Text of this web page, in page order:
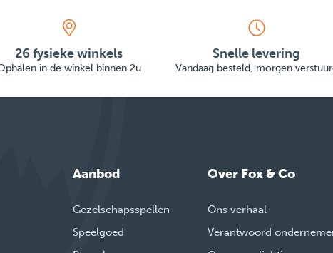
26 fysieke winkels
in de winkel binnen 2u
Snelle levering
Vandaag besteld, morgen
Aanbod
Gezelschapsspellen
Speelgoed
Over Fox & Co
Ons verhaal
Verantwoord